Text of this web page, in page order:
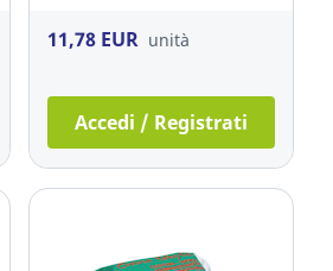
11,78 EUR unità
Accedi / Registrati